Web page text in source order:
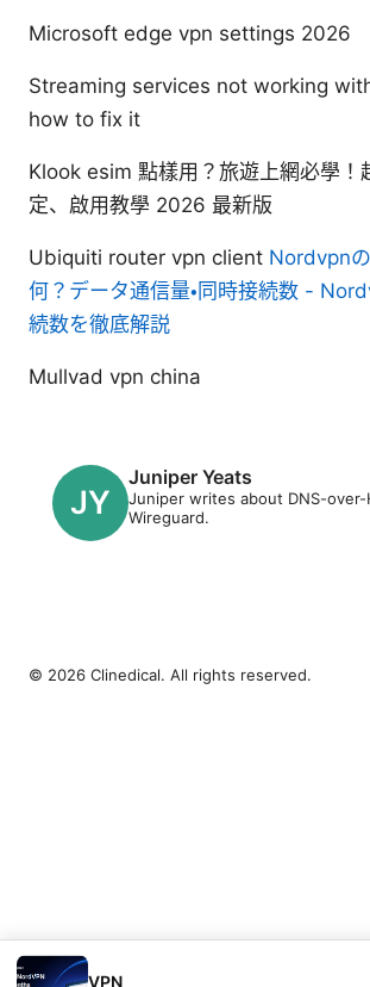
Microsoft edge vpn settings 2026
Streaming services not working
how to fix it
Klook esim 點樣用？旅遊上網必學！
定、啟用教學 2026 最新版
Ubiquiti router vpn client Nordvpn
何？データ通信量・同時接続数 -
続数を徹底解説
Mullvad vpn china
Juniper Yeats
Juniper writes about DNS-over-
Wireguard.
VPN
© 2026 Clinedical. All rights reserved.